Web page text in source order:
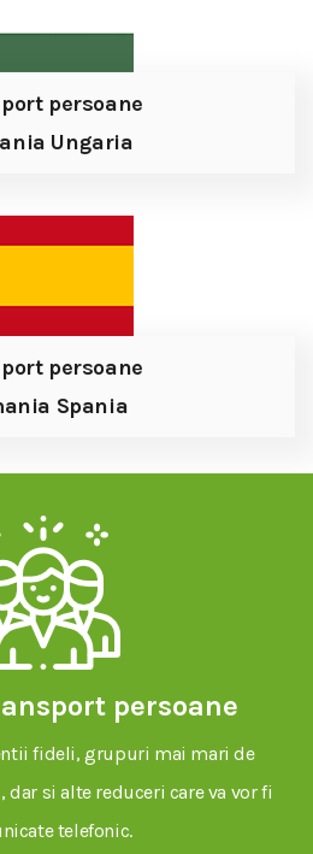
persoane
Ungaria
persoane
Spania
persoane
fideli, grupuri mai mari de
dar si alte reduceri care va vor fi
telefonic.